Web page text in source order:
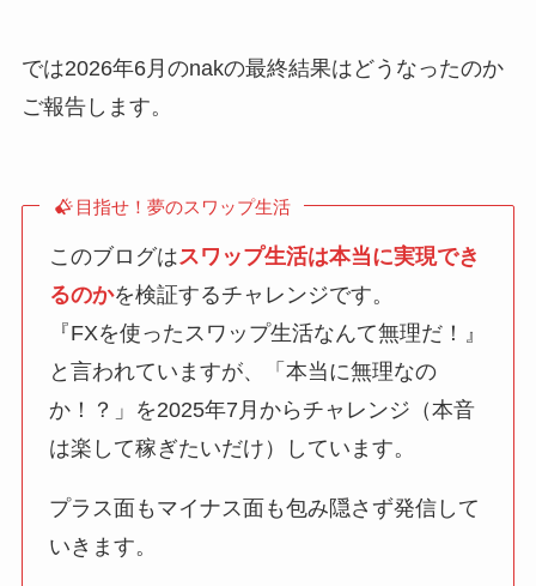
では2026年6月のnakの最終結果はどうなったのか
ご報告します。
目指せ！夢のスワップ生活
このブログはスワップ生活は本当に実現でき
るのかを検証するチャレンジです。
『FXを使ったスワップ生活なんて無理だ！』
と言われていますが、「本当に無理なの
か！？」を2025年7月からチャレンジ（本音
は楽して稼ぎたいだけ）しています。
プラス面もマイナス面も包み隠さず発信して
いきます。